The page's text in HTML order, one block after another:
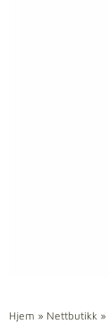
Hjem » Nettbutikk »